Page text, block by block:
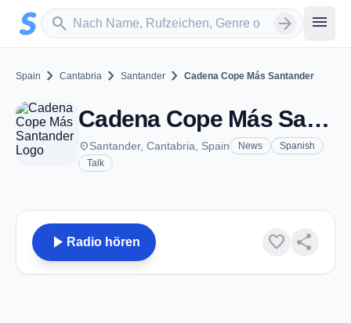
Zum Hauptinhalt springen
search
Sender suchen arrow_forward menu
Spain chevron_right Cantabria chevron_right Santander chevron_right Cadena Cope Más Santander
Cadena Cope Más Santander - FM 105.6 - Santander
placeSantander, Cantabria, Spain News
Spanish
Talk
play_arrow Radio hören favorite share